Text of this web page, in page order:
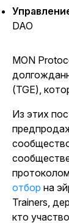
DAO
MON
(TGE),
Из этих
отбор на
Trainers,
кто